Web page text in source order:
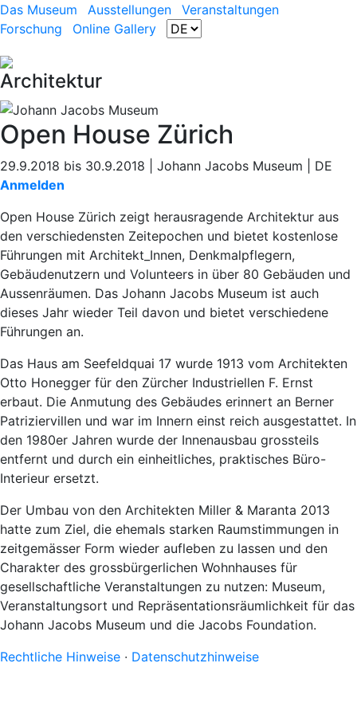
Das Museum Ausstellungen
Veranstaltungen
Forschung
Online Gallery
Architektur
Open House Zürich
29.9.2018 bis 30.9.2018 | Johann Jacobs Museum | DE
Anmelden
Open House Zürich zeigt herausragende Architektur aus
den verschiedensten Zeitepochen und bietet kostenlose
Führungen mit Architekt_Innen, Denkmalpflegern,
Gebäudenutzern und Volunteers in über 80 Gebäuden und
Aussenräumen. Das Johann Jacobs Museum ist auch
dieses Jahr wieder Teil davon und bietet verschiedene
Führungen an.
Das Haus am Seefeldquai 17 wurde 1913 vom Architekten
Otto Honegger für den Zürcher Industriellen F. Ernst
erbaut. Die Anmutung des Gebäudes erinnert an Berner
Patriziervillen und war im Innern einst reich ausgestattet. In
den 1980er Jahren wurde der Innenausbau grossteils
entfernt und durch ein einheitliches, praktisches Büro-
Interieur ersetzt.
Der Umbau von den Architekten Miller & Maranta 2013
hatte zum Ziel, die ehemals starken Raumstimmungen in
zeitgemässer Form wieder aufleben zu lassen und den
Charakter des grossbürgerlichen Wohnhauses für
gesellschaftliche Veranstaltungen zu nutzen: Museum,
Veranstaltungsort und Repräsentationsräumlichkeit für das
Johann Jacobs Museum und die Jacobs Foundation.
Rechtliche Hinweise ∙ Datenschutzhinweise